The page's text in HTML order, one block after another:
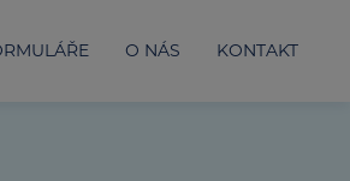
O NÁS KONTAKT